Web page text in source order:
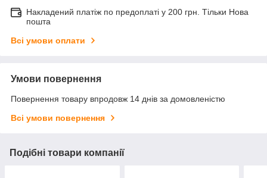
Накладений платіж по предоплаті у 200 грн. Тільки Нова
пошта
Всі умови оплати
Умови повернення
Повернення товару впродовж 14 днів за домовленістю
Всі умови повернення
Подібні товари компанії